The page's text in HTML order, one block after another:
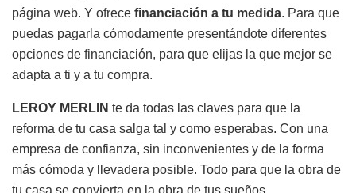
página web. Y ofrece financiación a tu medida. Para que
puedas pagarla cómodamente presentándote diferentes
opciones de financiación, para que elijas la que mejor se
adapta a ti y a tu compra.
LEROY MERLIN te da todas las claves para que la
reforma de tu casa salga tal y como esperabas. Con una
empresa de confianza, sin inconvenientes y de la forma
más cómoda y llevadera posible. Todo para que la obra de
tu casa se convierta en la obra de tus sueños.